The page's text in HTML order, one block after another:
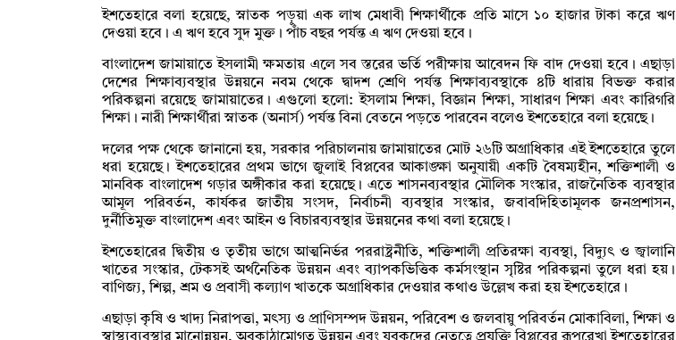
ইশতেহারে বলা হয়েছে, স্নাতক পড়ুয়া এক লাখ মেধাবী শিক্ষার্থীকে প্রতি মাসে ১০ হাজার টাকা করে ঋণ
দেওয়া হবে। এ ঋণ হবে সুদ মুক্ত। পাঁচ বছর পর্যন্ত এ ঋণ দেওয়া হবে।
বাংলাদেশ জামায়াতে ইসলামী ক্ষমতায় এলে সব স্তরের ভর্তি পরীক্ষায় আবেদন ফি বাদ দেওয়া হবে। এছাড়া
দেশের শিক্ষাব্যবস্থার উন্নয়নে নবম থেকে দ্বাদশ শ্রেণি পর্যন্ত শিক্ষাব্যবস্থাকে ৪টি ধারায় বিভক্ত করার
পরিকল্পনা রয়েছে জামায়াতের। এগুলো হলো: ইসলাম শিক্ষা, বিজ্ঞান শিক্ষা, সাধারণ শিক্ষা এবং কারিগরি
শিক্ষা। নারী শিক্ষার্থীরা স্নাতক (অনার্স) পর্যন্ত বিনা বেতনে পড়তে পারবেন বলেও ইশতেহারে বলা হয়েছে।
দলের পক্ষ থেকে জানানো হয়, সরকার পরিচালনায় জামায়াতের মোট ২৬টি অগ্রাধিকার এই ইশতেহারে তুলে
ধরা হয়েছে। ইশতেহারের প্রথম ভাগে জুলাই বিপ্লবের আকাঙ্ক্ষা অনুযায়ী একটি বৈষম্যহীন, শক্তিশালী ও
মানবিক বাংলাদেশ গড়ার অঙ্গীকার করা হয়েছে। এতে শাসনব্যবস্থার মৌলিক সংস্কার, রাজনৈতিক ব্যবস্থার
আমূল পরিবর্তন, কার্যকর জাতীয় সংসদ, নির্বাচনী ব্যবস্থার সংস্কার, জবাবদিহিতামূলক জনপ্রশাসন,
দুর্নীতিমুক্ত বাংলাদেশ এবং আইন ও বিচারব্যবস্থার উন্নয়নের কথা বলা হয়েছে।
ইশতেহারের দ্বিতীয় ও তৃতীয় ভাগে আত্মনির্ভর পররাষ্ট্রনীতি, শক্তিশালী প্রতিরক্ষা ব্যবস্থা, বিদ্যুৎ ও জ্বালানি
খাতের সংস্কার, টেকসই অর্থনৈতিক উন্নয়ন এবং ব্যাপকভিত্তিক কর্মসংস্থান সৃষ্টির পরিকল্পনা তুলে ধরা হয়।
বাণিজ্য, শিল্প, শ্রম ও প্রবাসী কল্যাণ খাতকে অগ্রাধিকার দেওয়ার কথাও উল্লেখ করা হয় ইশতেহারে।
এছাড়া কৃষি ও খাদ্য নিরাপত্তা, মৎস্য ও প্রাণিসম্পদ উন্নয়ন, পরিবেশ ও জলবায়ু পরিবর্তন মোকাবিলা, শিক্ষা ও